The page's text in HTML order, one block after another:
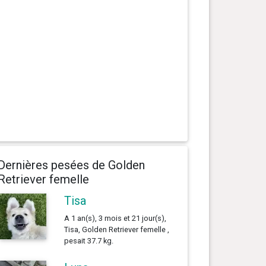
pesées de Golden
femelle
Tisa
A 1 an(s), 3 mois et 21 jour(s),
Tisa, Golden Retriever femelle ,
pesait 37.7 kg.